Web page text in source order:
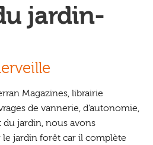
jardin-
Magazines, librairie
de vannerie, d’autonomie,
du jardin, nous avons
jardin forêt car il complète